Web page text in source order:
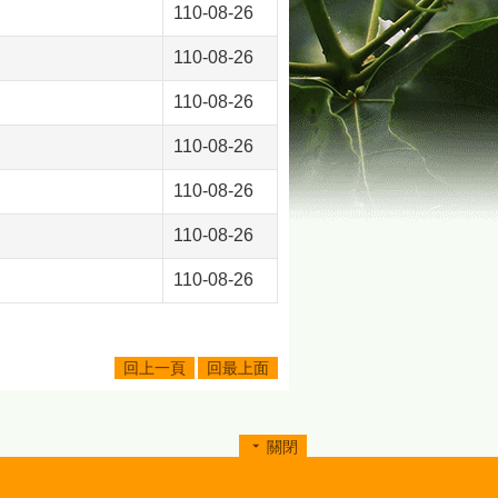
110-08-26
110-08-26
110-08-26
110-08-26
110-08-26
110-08-26
110-08-26
回上一頁 回最上面
關閉